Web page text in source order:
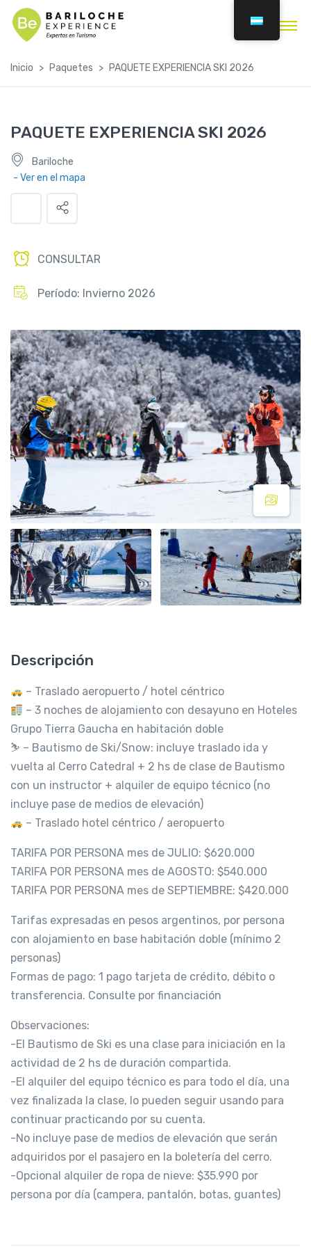
Inicio Paquetes PAQUETE EXPERIENCIA SKI 2026
PAQUETE EXPERIENCIA SKI 2026
Bariloche
- Ver en el mapa
CONSULTAR
Período: Invierno 2026
Descripción
– Traslado aeropuerto / hotel céntrico
– 3 noches de alojamiento con desayuno en Hoteles
Grupo Tierra Gaucha en habitación doble
⛷️ – Bautismo de Ski/Snow: incluye traslado ida y
vuelta al Cerro Catedral + 2 hs de clase de Bautismo
con un instructor + alquiler de equipo técnico (no
incluye pase de medios de elevación)
– Traslado hotel céntrico / aeropuerto
TARIFA POR PERSONA mes de JULIO: $620.000
TARIFA POR PERSONA mes de AGOSTO: $540.000
TARIFA POR PERSONA mes de SEPTIEMBRE: $420.000
Tarifas expresadas en pesos argentinos, por persona
con alojamiento en base habitación doble (mínimo 2
personas)
Formas de pago: 1 pago tarjeta de crédito, débito o
transferencia. Consulte por financiación
Observaciones:
-El Bautismo de Ski es una clase para iniciación en la
actividad de 2 hs de duración compartida.
-El alquiler del equipo técnico es para todo el día, una
vez finalizada la clase, lo pueden seguir usando para
continuar practicando por su cuenta.
-No incluye pase de medios de elevación que serán
adquiridos por el pasajero en la boletería del cerro.
-Opcional alquiler de ropa de nieve: $35.990 por
persona por día (campera, pantalón, botas, guantes)